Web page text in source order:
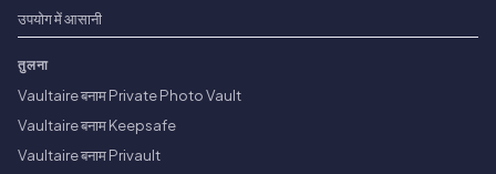
उपयोग में आसानी
तुलना
Vaultaire बनाम Private Photo Vault
Vaultaire बनाम Keepsafe
Vaultaire बनाम Privault